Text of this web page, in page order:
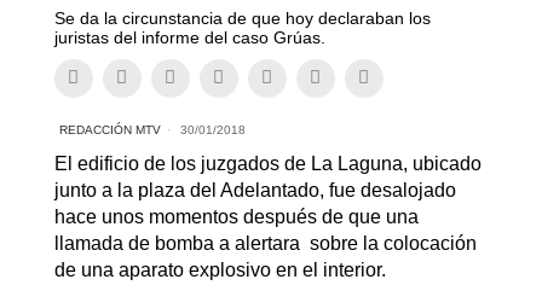
Se da la circunstancia de que hoy declaraban los
juristas del informe del caso Grúas.
REDACCIÓN MTV 30/01/2018
El edificio de los juzgados de La Laguna, ubicado
junto a la plaza del Adelantado, fue desalojado
hace unos momentos después de que una
llamada de bomba a alertara sobre la colocación
de una aparato explosivo en el interior.